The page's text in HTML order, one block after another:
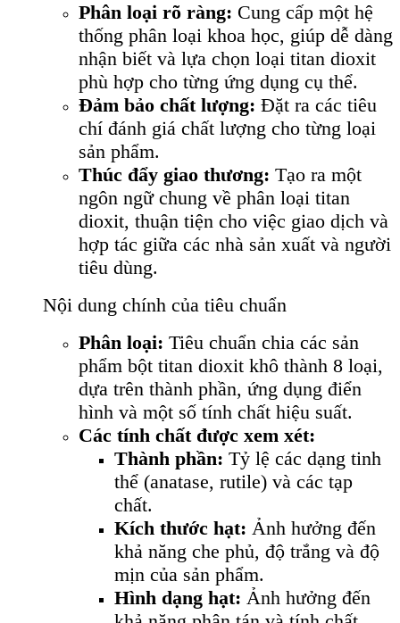
Phân loại rõ ràng: Cung cấp một hệ
thống phân loại khoa học, giúp dễ dàng
nhận biết và lựa chọn loại titan dioxit
phù hợp cho từng ứng dụng cụ thể.
Đảm bảo chất lượng: Đặt ra các tiêu
chí đánh giá chất lượng cho từng loại
sản phẩm.
Thúc đẩy giao thương: Tạo ra một
ngôn ngữ chung về phân loại titan
dioxit, thuận tiện cho việc giao dịch và
hợp tác giữa các nhà sản xuất và người
tiêu dùng.
Nội dung chính của tiêu chuẩn
Phân loại: Tiêu chuẩn chia các sản
phẩm bột titan dioxit khô thành 8 loại,
dựa trên thành phần, ứng dụng điển
hình và một số tính chất hiệu suất.
Các tính chất được xem xét:
Thành phần: Tỷ lệ các dạng tinh
thể (anatase, rutile) và các tạp
chất.
Kích thước hạt: Ảnh hưởng đến
khả năng che phủ, độ trắng và độ
mịn của sản phẩm.
Hình dạng hạt: Ảnh hưởng đến